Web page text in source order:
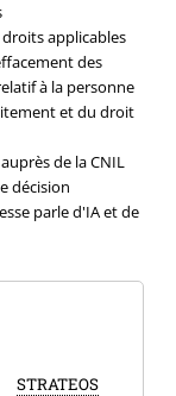
applicables
des
à la personne
et du droit
de la CNIL
décision
parle d'IA et de
STRATEOS